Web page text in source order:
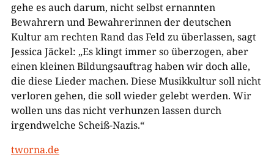
gehe es auch darum, nicht selbst ernannten
Bewahrern und Bewahrerinnen der deutschen
Kultur am rechten Rand das Feld zu überlassen, sagt
Jessica Jäckel: „Es klingt immer so überzogen, aber
einen kleinen Bildungsauftrag haben wir doch alle,
die diese Lieder machen. Diese Musikkultur soll nicht
verloren gehen, die soll wieder gelebt werden. Wir
wollen uns das nicht verhunzen lassen durch
irgendwelche Scheiß-Nazis.“
tworna.de